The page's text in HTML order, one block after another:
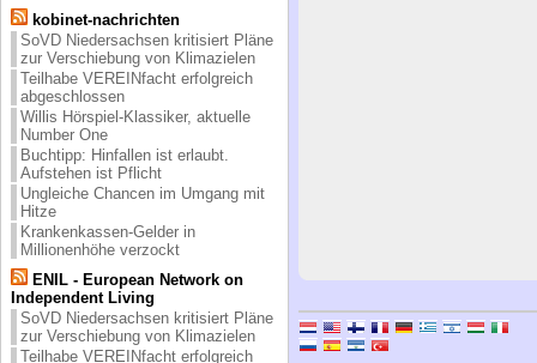
kobinet-nachrichten
SoVD Niedersachsen kritisiert Pläne
zur Verschiebung von Klimazielen
Teilhabe VEREINfacht erfolgreich
abgeschlossen
Willis Hörspiel-Klassiker, aktuelle
Number One
Buchtipp: Hinfallen ist erlaubt.
Aufstehen ist Pflicht
Ungleiche Chancen im Umgang mit
Hitze
Krankenkassen-Gelder in
Millionenhöhe verzockt
ENIL - European Network on
Independent Living
SoVD Niedersachsen kritisiert Pläne
zur Verschiebung von Klimazielen
Teilhabe VEREINfacht erfolgreich